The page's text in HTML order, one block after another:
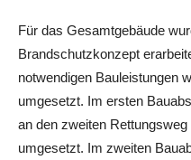
Für das Gesamtgebäude
Brandschutzkonzept
notwendigen Bauleistungen
umgesetzt. Im ersten
an den zweiten
umgesetzt. Im zweiten